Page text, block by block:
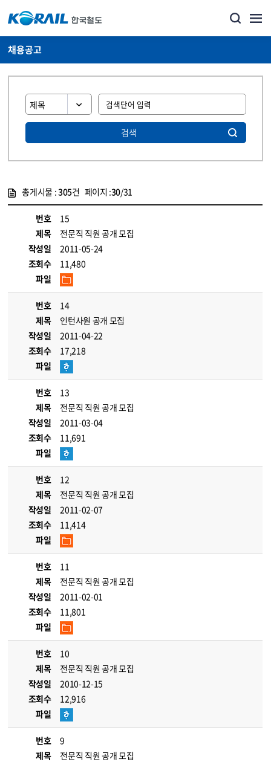
채용공고
검색
총게시물 :305건 페이지 :30/31
번호
15
제목
전문직 직원 공개 모집
작성일
2011-05-24
조회수
11,480
파일
번호
14
제목
인턴사원 공개 모집
작성일
2011-04-22
조회수
17,218
파일
번호
13
제목
전문직 직원 공개 모집
작성일
2011-03-04
조회수
11,691
파일
번호
12
제목
전문직 직원 공개 모집
작성일
2011-02-07
조회수
11,414
파일
번호
11
제목
전문직 직원 공개 모집
작성일
2011-02-01
조회수
11,801
파일
번호
10
제목
전문직 직원 공개 모집
작성일
2010-12-15
조회수
12,916
파일
번호
9
제목
전문직 직원 공개 모집